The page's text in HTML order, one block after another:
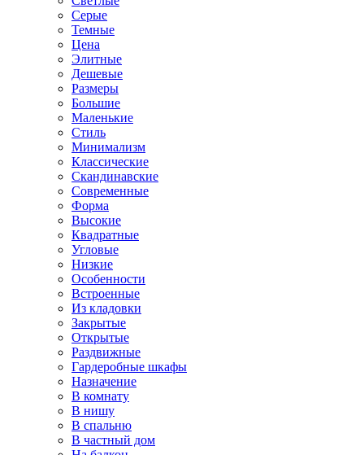
Серые
Темные
Цена
Элитные
Дешевые
Размеры
Большие
Маленькие
Стиль
Минимализм
Классические
Скандинавские
Современные
Форма
Высокие
Квадратные
Угловые
Низкие
Особенности
Встроенные
Из кладовки
Закрытые
Открытые
Раздвижные
Гардеробные шкафы
Назначение
В комнату
В нишу
В спальню
В частный дом